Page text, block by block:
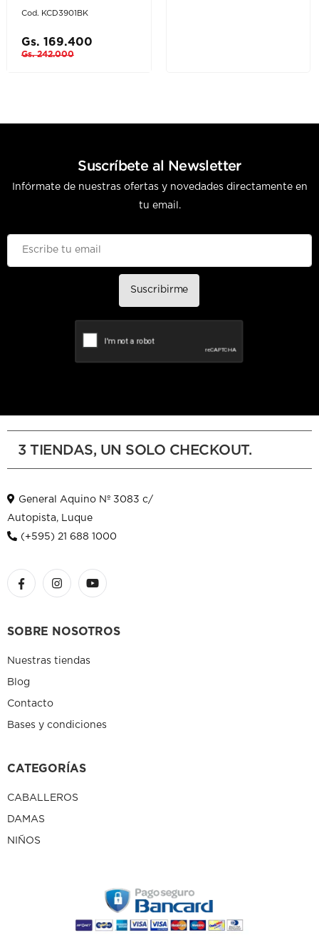
Cod. KCD3901BK
Gs. 169.400
Gs. 242.000
Suscríbete al Newsletter
Infórmate de nuestras ofertas y novedades directamente en
tu email.
Suscribirme
3 TIENDAS, UN SOLO CHECKOUT.
General Aquino Nº 3083 c/
Autopista, Luque
(+595) 21 688 1000
SOBRE NOSOTROS
Nuestras tiendas
Blog
Contacto
Bases y condiciones
CATEGORÍAS
CABALLEROS
DAMAS
NIÑOS